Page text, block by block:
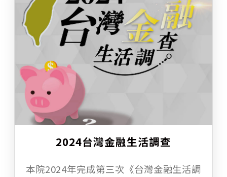
2024台灣金融生活調查
本院2024年完成第三次《台灣金融生活調